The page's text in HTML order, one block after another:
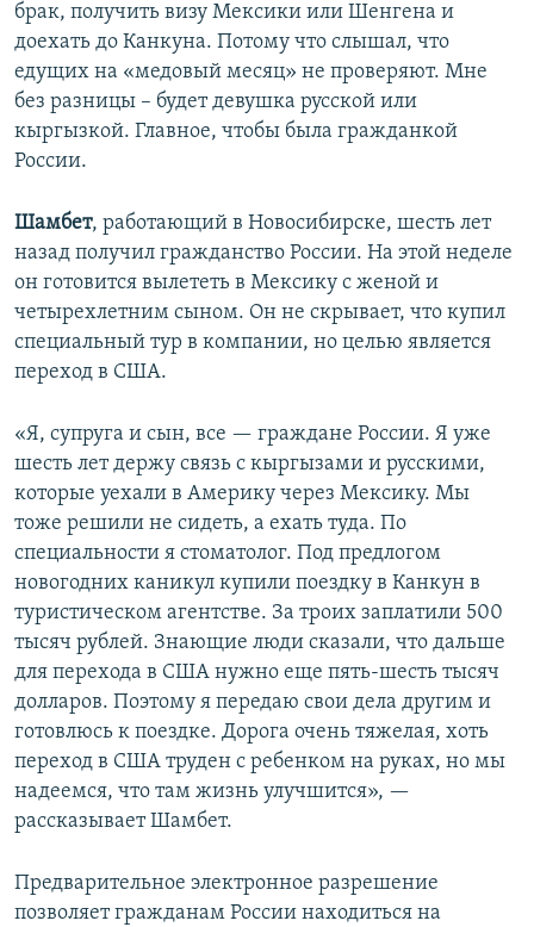
брак, получить визу Мексики или Шенгена и
доехать до Канкуна. Потому что слышал, что
едущих на «медовый месяц» не проверяют. Мне
без разницы – будет девушка русской или
кыргызкой. Главное, чтобы была гражданкой
России.
Шамбет, работающий в Новосибирске, шесть лет
назад получил гражданство России. На этой неделе
он готовится вылететь в Мексику с женой и
четырехлетним сыном. Он не скрывает, что купил
специальный тур в компании, но целью является
переход в США.
«Я, супруга и сын, все — граждане России. Я уже
шесть лет держу связь с кыргызами и русскими,
которые уехали в Америку через Мексику. Мы
тоже решили не сидеть, а ехать туда. По
специальности я стоматолог. Под предлогом
новогодних каникул купили поездку в Канкун в
туристическом агентстве. За троих заплатили 500
тысяч рублей. Знающие люди сказали, что дальше
для перехода в США нужно еще пять-шесть тысяч
долларов. Поэтому я передаю свои дела другим и
готовлюсь к поездке. Дорога очень тяжелая, хоть
переход в США труден с ребенком на руках, но мы
надеемся, что там жизнь улучшится», —
рассказывает Шамбет.
Предварительное электронное разрешение
позволяет гражданам России находиться на